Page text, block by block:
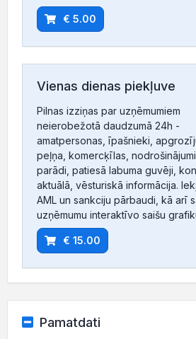
€ 5.00
Vienas dienas piekļuve
Pilnas izziņas par uzņēmumiem
neierobežotā daudzumā 24h -
amatpersonas, īpašnieki,
peļņa, komercķīlas,
parādi, patiesā labuma guvēji,
aktuālā, vēsturiskā informācija.
AML un sankciju pārbaudi, kā arī
uzņēmumu interaktīvo saišu
€ 15.00
Pamatdati